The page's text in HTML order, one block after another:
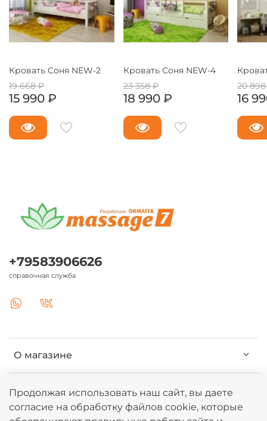
Кровать Соня NEW-2
19 668 ₽
15 990 ₽
Кровать Соня NEW-4
23 358 ₽
18 990 ₽
20
16
О магазине
Клиентам
+79583906626
справочная служба
Продолжая использовать наш сайт, вы даете
согласие на обработку файлов cookie, которые